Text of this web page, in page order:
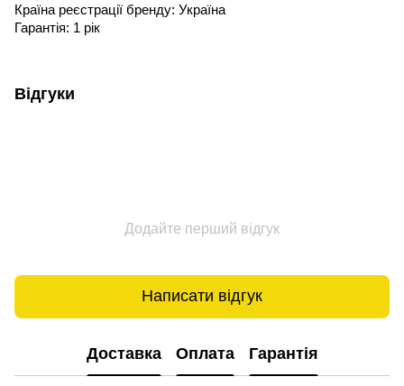
Країна реєстрації бренду: Україна
Гарантія: 1 рік
Відгуки
Додайте перший відгук
Написати відгук
Доставка Оплата Гарантія